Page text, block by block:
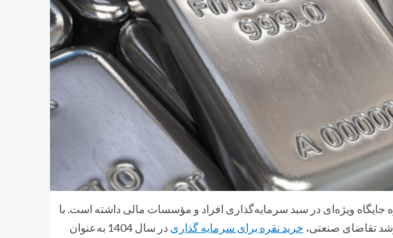
جایگاه ویژه‌ای در سبد سرمایه‌گذاری افراد و مؤسسات مالی داشته است. با
تقاضای صنعتی، خرید نقره برای سرمایه گذاری
در سال 1404 به‌عنوان